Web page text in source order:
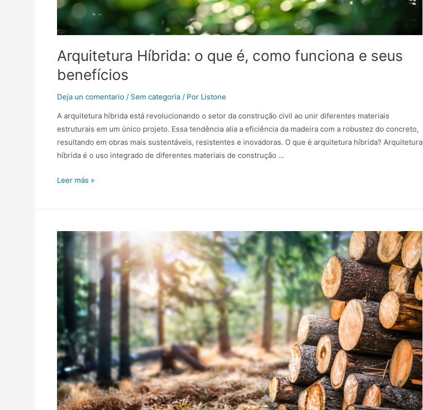
Arquitetura Híbrida: o que é, como funciona e seus
benefícios
Deja un comentario / Sem categoria / Por Listone
A arquitetura híbrida está revolucionando o setor da construção civil ao unir diferentes materiais
estruturais em um único projeto. Essa tendência alia a eficiência da madeira com a robustez do concreto,
resultando em obras mais sustentáveis, resistentes e inovadoras. O que é arquitetura híbrida? Arquitetura
híbrida é o uso integrado de diferentes materiais de construção …
Leer más »